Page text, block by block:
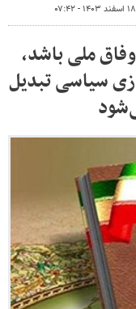
۱۸ اسفند ۱۴۰۳ - ۰۷:۴۲
ملی باشد،
سیاسی تبدیل